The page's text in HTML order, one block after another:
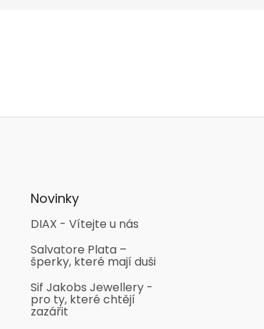
Novinky
DIAX - Vítejte u nás
Salvatore Plata –
šperky, které mají duši
Sif Jakobs Jewellery -
pro ty, které chtějí
zazářit